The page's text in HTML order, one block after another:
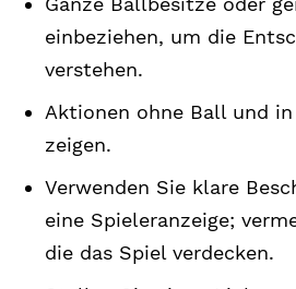
einbeziehen, um die
verstehen.
Aktionen ohne Ball und
zeigen.
Verwenden Sie klare
eine Spieleranzeige;
die das Spiel verdecken.